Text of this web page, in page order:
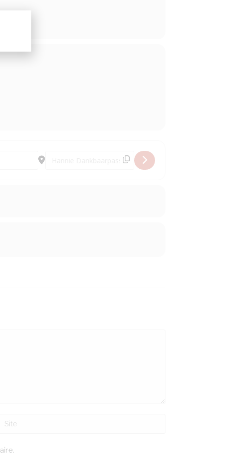
Destination Address - Tapis Rouge Frans Filmfestival